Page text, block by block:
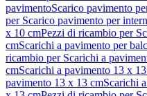
pavimentoScarico pavimento
per Scarico pavimento per
x 10 cmPezzi di ricambio per
cmScarichi a pavimento per
ricambio per Scarichi a
cmScarichi a pavimento 13 x
pavimento 13 x 13 cmScarichi